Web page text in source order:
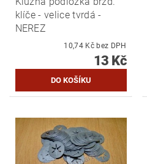
klíče - velice tvrdá -
NEREZ
10,74 Kč bez DPH
13 Kč